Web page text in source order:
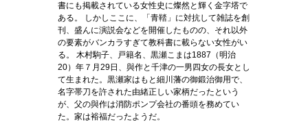
書にも掲載されている女性史に燦然と輝く金字塔で
ある。 しかしここに、「青鞜」に対抗して雑誌を創
刊、盛んに演説会などを開催したものの、それ以外
の要素がバンカラすぎて教科書に載らない女性がい
る。 木村駒子、戸籍名、黒瀬こまは1887（明治
20）年７月29日、與作と千津の一男四女の長女とし
て生まれた。黒瀬家はもと細川藩の御鍛治御用で、
名字帯刀を許された由緒正しい家柄だったという
が、父の與作は消防ポンプ会社の番頭を務めてい
た。家は裕福だったようだ。